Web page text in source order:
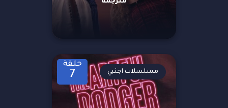
حلقة
7 مسلسلات اجنبي